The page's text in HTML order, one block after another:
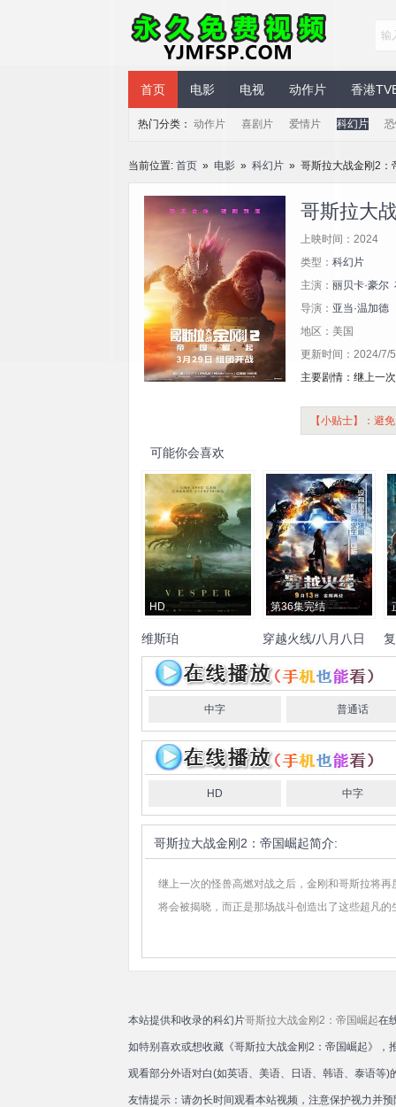
永久免费视频
首页 电影 电视 动作片 香港
热门分类： 动作片 喜剧片 爱情片 科幻片
当前位置: 首页 » 电影 » 科幻片 » 哥斯拉大战金刚2：
哥斯拉大
上映时间：2024
类型： 科幻片
主演： 丽贝卡·豪尔
导演： 亚当·温加德
地区：美国
更新时间：2024/7/
主要剧情：继上一
【小贴士】：避
可能你会喜欢
HD
维斯珀
拉菲拉·查普曼 埃迪·马森
罗西·麦克尤恩 理查德·布
Gaydos
第36集完结
穿越火线/八月八日
斯维塔兰娜·伊万诺娃 弗
拉季米尔·弗多维琴科夫
小
中字 普通话
HD 中字
哥斯拉大战金刚2：帝国崛起简介:
继上一次的怪兽高燃对战之后，金刚和哥斯拉将
将会被揭晓，而正是那场战斗创造出了这些超凡
本站提供和收录的科幻片哥斯拉大战金刚2：帝国崛起在
如特别喜欢或想收藏《哥斯拉大战金刚2：帝国崛起》
观看部分外语对白(如英语、美语、日语、韩语、泰语等
友情提示：请勿长时间观看本站视频，注意保护视力并预